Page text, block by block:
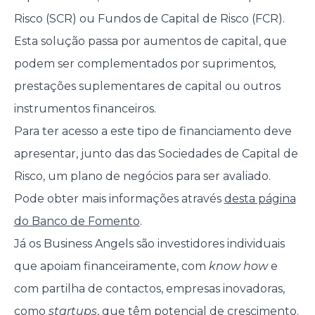
Risco (SCR) ou Fundos de Capital de Risco (FCR).
Esta solução passa por aumentos de capital, que
podem ser complementados por suprimentos,
prestações suplementares de capital ou outros
instrumentos financeiros.
Para ter acesso a este tipo de financiamento deve
apresentar, junto das das Sociedades de Capital de
Risco, um plano de negócios para ser avaliado.
Pode obter mais informações através desta página
do Banco de Fomento.
Já os Business Angels são investidores individuais
que apoiam financeiramente, com know howe
com partilha de contactos, empresas inovadoras,
como startups, que têm potencial de crescimento.